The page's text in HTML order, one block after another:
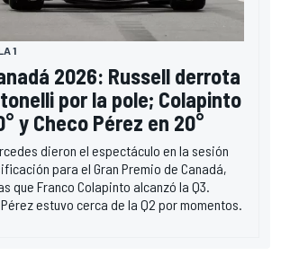
1
2026: Russell derrota
por la pole; Colapinto
y Checo Pérez en 20°
dieron el espectáculo en la sesión
para el Gran Premio de Canadá,
que Franco Colapinto alcanzó la Q3.
estuvo cerca de la Q2 por momentos.